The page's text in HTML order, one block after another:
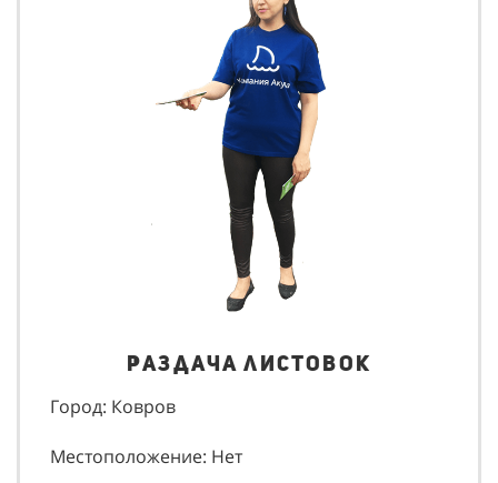
Раздача листовок
Город: Ковров
Местоположение: Нет